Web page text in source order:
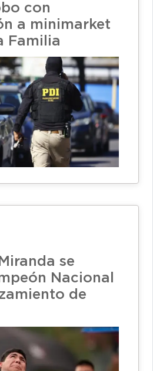
con
a minimarket
Familia
se
Nacional
de